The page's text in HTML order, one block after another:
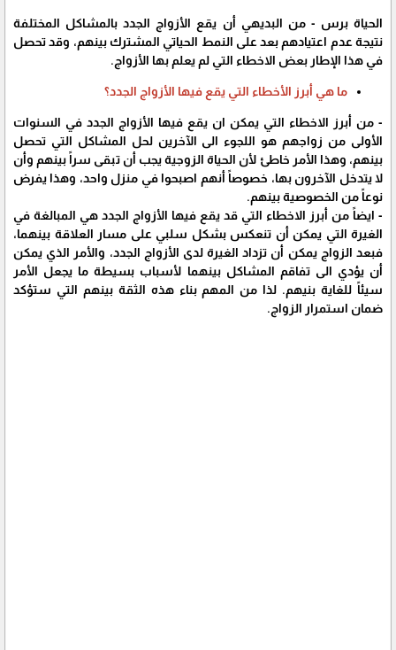
الحياة برس - من البديهي أن يقع الأزواج الجدد بالمشاكل المختلفة
نتيجة عدم اعتيادهم بعد على النمط الحياتي المشترك بينهم، وقد تحصل
في هذا الإطار بعض الاخطاء التي لم يعلم بها الأزواج.
ما هي أبرز الأخطاء التي يقع فيها الأزواج الجدد؟
- من أبرز الاخطاء التي يمكن ان يقع فيها الأزواج الجدد في السنوات
الأولى من زواجهم هو اللجوء الى الآخرين لحل المشاكل التي تحصل
بينهم، وهذا الأمر خاطئ لأن الحياة الزوجية يجب أن تبقى سراً بينهم وأن
لا يتدخل الآخرون بها، خصوصاً أنهم اصبحوا في منزل واحد، وهذا يفرض
نوعاً من الخصوصية بينهم.
- ايضاً من أبرز الاخطاء التي قد يقع فيها الأزواج الجدد هي المبالغة في
الغيرة التي يمكن أن تنعكس بشكل سلبي على مسار العلاقة بينهما،
فبعد الزواج يمكن أن تزداد الغيرة لدى الأزواج الجدد، والأمر الذي يمكن
أن يؤدي الى تفاقم المشاكل بينهما لأسباب بسيطة ما يجعل الأمر
سيئاً للغاية بنيهم. لذا من المهم بناء هذه الثقة بينهم التي ستؤكد
ضمان استمرار الزواج.